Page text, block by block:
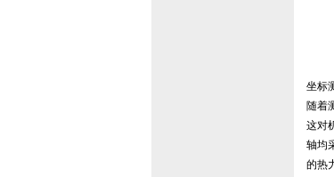
坐标
随着
这对
轴均
的热